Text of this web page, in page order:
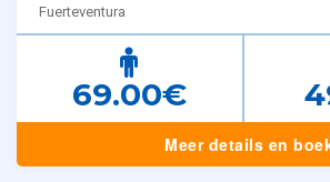
Fuerteventura
69.00€
Meer details en